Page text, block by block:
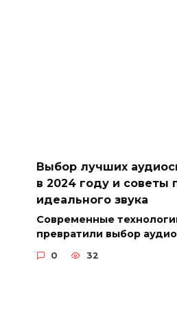
Выбор лучших
в 2024 году и советы
идеального звука
Современные
превратили выбор
0 32